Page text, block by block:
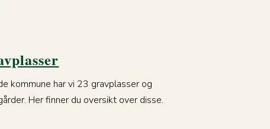
kommune har vi 23 gravplasser og
Her finner du oversikt over disse.